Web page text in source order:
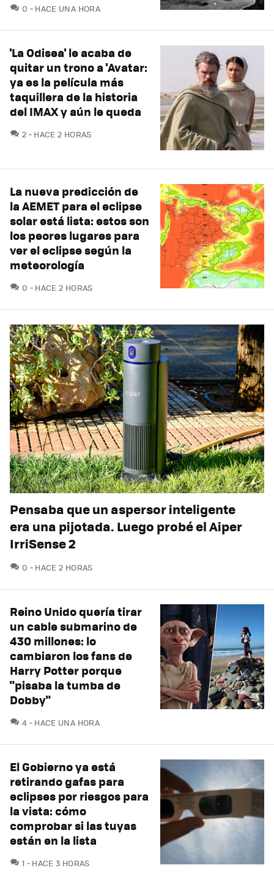
0 COMENTARIOS
HACE UNA HORA
'La Odisea' le acaba de
quitar un trono a 'Avatar:
ya es la película más
taquillera de la historia
del IMAX y aún le queda
2 COMENTARIOS
HACE 2 HORAS
La nueva predicción de
la AEMET para el eclipse
solar está lista: estos son
los peores lugares para
ver el eclipse según la
meteorología
0 COMENTARIOS
HACE 2 HORAS
Pensaba que un aspersor inteligente
era una pijotada. Luego probé el Aiper
IrriSense 2
0 COMENTARIOS
HACE 2 HORAS
Reino Unido quería tirar
un cable submarino de
430 millones: lo
cambiaron los fans de
Harry Potter porque
"pisaba la tumba de
Dobby"
4 COMENTARIOS
HACE UNA HORA
El Gobierno ya está
retirando gafas para
eclipses por riesgos para
la vista: cómo
comprobar si las tuyas
están en la lista
1 COMENTARIOS
HACE 3 HORAS